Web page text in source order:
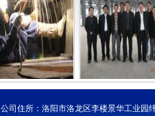
公司住所：洛阳市洛龙区李楼景华工业